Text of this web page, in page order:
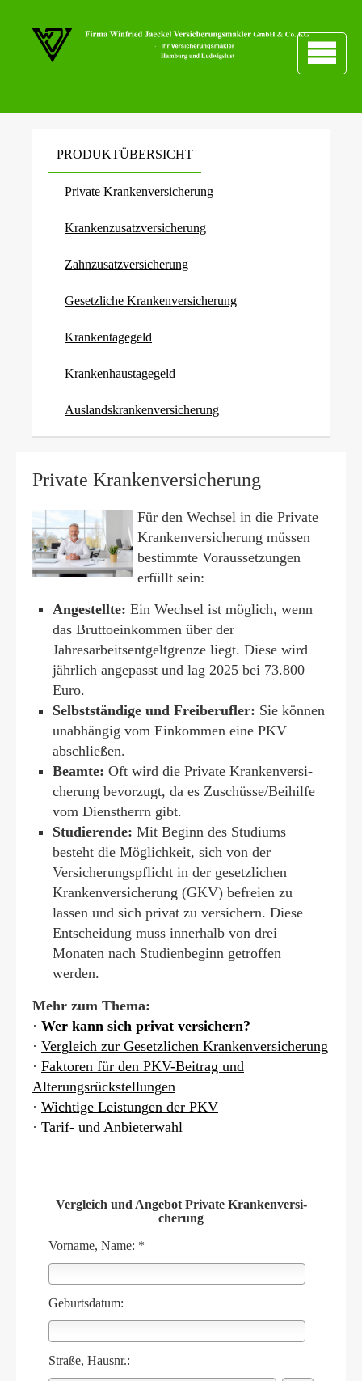
PRODUKTÜBERSICHT
Private Kranken­ver­si­che­rung
Kranken­zusatz­ver­si­che­rung
Zahn­zu­satz­ver­si­che­rung
Gesetzliche Kranken­ver­si­che­rung
Krankentagegeld
Krankenhaustagegeld
Auslandskrankenversicherung
Private Kranken­ver­si­che­rung
Für den Wechsel in die Private
Kranken­ver­si­che­rung müssen
bestimmte Voraussetzungen
erfüllt sein:
Angestellte: Ein Wechsel ist möglich, wenn
das Bruttoeinkommen über der
Jahresarbeitsentgeltgrenze liegt. Diese wird
jährlich angepasst und lag 2025 bei 73.800
Euro.
Selbstständige und Freiberufler: Sie können
unabhängig vom Einkommen eine PKV
abschließen.
Beamte: Oft wird die Private Kranken­ver­si­
che­rung bevorzugt, da es Zuschüsse/Beihilfe
vom Dienstherrn gibt.
Studierende: Mit Beginn des Studiums
besteht die Möglichkeit, sich von der
Versicherungspflicht in der gesetzlichen
Kranken­ver­si­che­rung (GKV) befreien zu
lassen und sich privat zu ver­sichern. Diese
Entscheidung muss innerhalb von drei
Monaten nach Studienbeginn getroffen
werden.
Mehr zum Thema:
· Wer kann sich privat ver­sichern?
· Vergleich zur Gesetzlichen Kranken­ver­si­che­rung
· Faktoren für den PKV-Beitrag und
Alterungsrückstellungen
· Wichtige Leistungen der PKV
· Tarif- und Anbieterwahl
Vergleich und Angebot Private Kranken­ver­si­
che­rung
Vorname, Name: *
Geburts­datum:
Straße, Hausnr.: